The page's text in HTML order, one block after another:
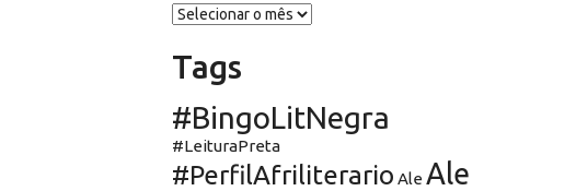
Arquivos
Tags
#BingoLitNegra
#LeituraPreta
#PerfilAfriliterario Ale Ale